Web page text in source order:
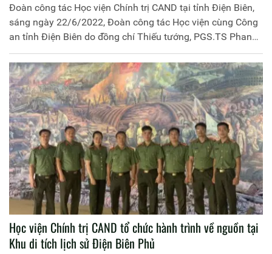
Đoàn công tác Học viện Chính trị CAND tại tỉnh Điện Biên,
sáng ngày 22/6/2022, Đoàn công tác Học viện cùng Công
an tỉnh Điện Biên do đồng chí Thiếu tướng, PGS.TS Phan
Xuân Tuy, Bí thư Đảng ủy, Giám đốc Học viện và đồng chí
Đại tá Nguyện Ngọc Thắng, Phó Giám đốc Công an tỉnh
Điện Biên làm trưởng đoàn đã đến thăm, chúc mừng, động
viên và tặng quà cán bộ, chiến sĩ Công an huyện Nậm Pồ,
lực lượng đã phá thành công các chuyên án ma túy lớn tại
tỉnh Điện Biên. Tham dự chương trình có đại diện lãnh đạo
một số đơn vị chức năng Học viện Chính trị CAND và Công
an tỉnh Điện Biên cùng Ban Chỉ huy Công an huyện Nậm
Pồ.
Học viện Chính trị CAND tổ chức hành trình về nguồn tại
Khu di tích lịch sử Điện Biên Phủ